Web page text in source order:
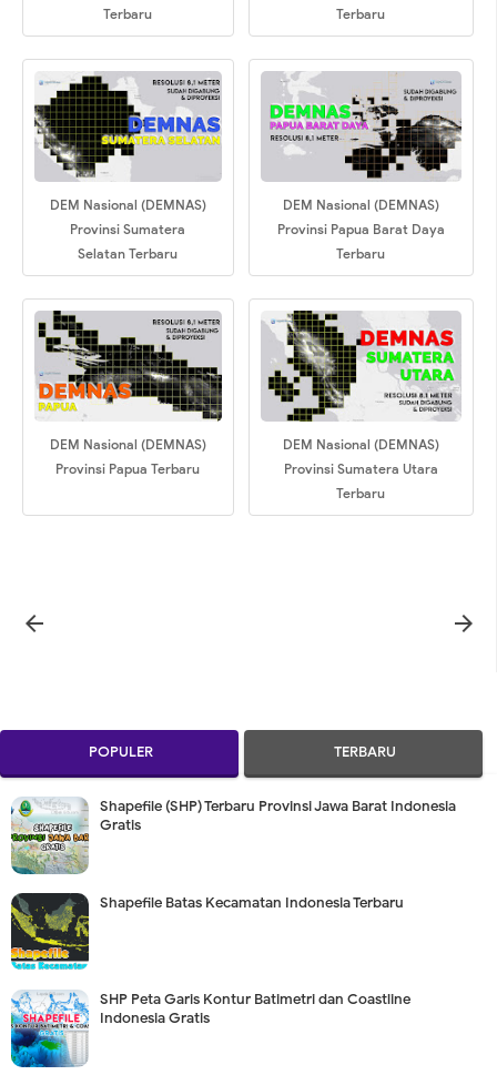
Terbaru
Terbaru
DEM Nasional (DEMNAS)
Provinsi Sumatera
Selatan Terbaru
DEM Nasional (DEMNAS)
Provinsi Papua Barat Daya
Terbaru
DEM Nasional (DEMNAS)
Provinsi Papua Terbaru
DEM Nasional (DEMNAS)
Provinsi Sumatera Utara
Terbaru
 
POPULER TERBARU
Shapefile (SHP) Terbaru Provinsi Jawa Barat Indonesia
Gratis
Shapefile Batas Kecamatan Indonesia Terbaru
SHP Peta Garis Kontur Batimetri dan Coastline
Indonesia Gratis